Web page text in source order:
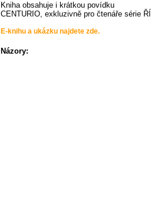
Kniha obsahuje i krátkou povídku
CENTURIO, exkluzivně pro čtenáře série
E-knihu a ukázku najdete zde.
Názory: